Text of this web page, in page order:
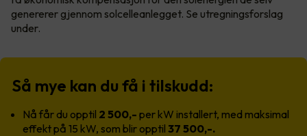
genererer gjennom solcelleanlegget. Se utregningsforslag
under.
Så mye kan du få i tilskudd:
Nå får du opptil 2 500,- per kW installert, med maksimal
effekt på 15 kW, som blir opptil 37 500,-.